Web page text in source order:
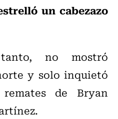
un cabezazo
no mostró
y solo inquietó
de Bryan